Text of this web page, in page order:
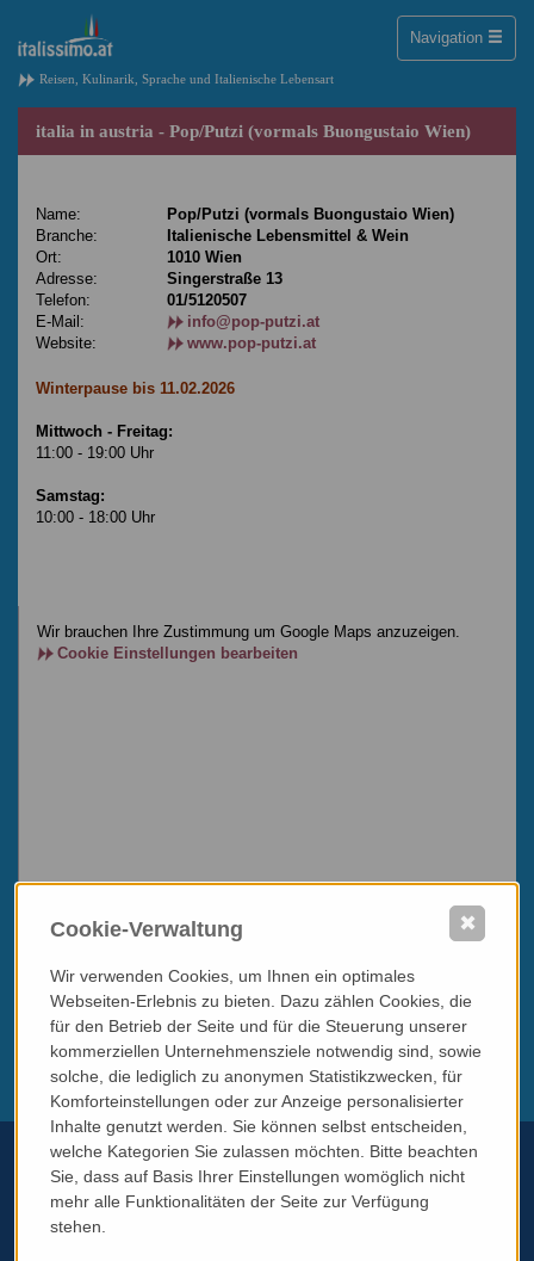
Reisen, Kulinarik, Sprache und Italienische Lebensart
Navigation Toggle
italia in austria - Pop/Putzi (vormals Buongustaio Wien)
Name:
Pop/Putzi (vormals Buongustaio Wien)
Branche:
Italienische Lebensmittel & Wein
Ort:
1010 Wien
Adresse:
Singerstraße 13
Telefon:
01/5120507
E-Mail:
info@pop-putzi.at
Website:
www.pop-putzi.at
Winterpause bis 11.02.2026
Mittwoch - Freitag:
11:00 - 19:00 Uhr
Samstag:
10:00 - 18:00 Uhr
Wir brauchen Ihre Zustimmung um Google Maps anzuzeigen.
Cookie Einstellungen bearbeiten
Telefon:
Cookie-Verwaltung
Wir verwenden Cookies, um Ihnen ein optimales
Webseiten-Erlebnis zu bieten. Dazu zählen Cookies, die
für den Betrieb der Seite und für die Steuerung unserer
kommerziellen Unternehmensziele notwendig sind, sowie
solche, die lediglich zu anonymen Statistikzwecken, für
Komforteinstellungen oder zur Anzeige personalisierter
Inhalte genutzt werden. Sie können selbst entscheiden,
welche Kategorien Sie zulassen möchten. Bitte beachten
Sie, dass auf Basis Ihrer Einstellungen womöglich nicht
mehr alle Funktionalitäten der Seite zur Verfügung
stehen.
✖